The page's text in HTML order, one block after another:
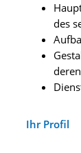
des
Ihr Profil